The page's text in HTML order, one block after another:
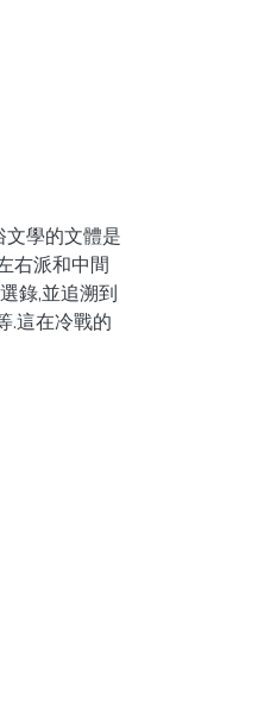
學的文體是
右派和中間
錄,並追溯到
.這在冷戰的